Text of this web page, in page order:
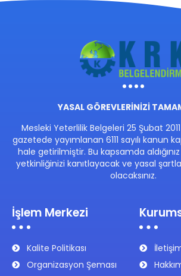
YASAL GÖREVLERİNİZİ
Mesleki Yeterlilik Belgeleri 25 Şubat
gazetede yayımlanan 6111 sayılı kanun
hale getirilmiştir. Bu kapsamda
yetkinliğinizi kanıtlayacak ve yasal
olacaksınız.
İşlem Merkezi
Kalite Politikası
Organizasyon Şeması